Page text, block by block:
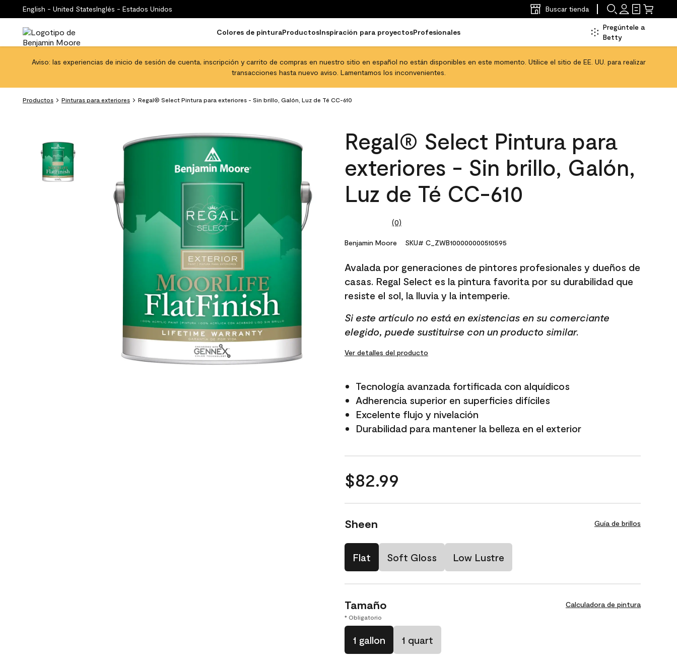
English - United StatesInglés - Estados Unidos Buscar tienda
Colores de pinturaProductosInspiración para proyectosProfesionales
Pregúntele a
Betty
Aviso: las experiencias de inicio de sesión de cuenta, inscripción y carrito de compras en nuestro sitio en español no están disponibles en este momento. Utilice el sitio de EE. UU. para realizar
transacciones hasta nuevo aviso. Lamentamos los inconvenientes.
Productos Pinturas para exteriores Regal® Select Pintura para exteriores - Sin brillo, Galón, Luz de Té CC-610
Regal® Select Pintura para
exteriores - Sin brillo, Galón,
Luz de Té CC-610
No
value.
link.
(0)
Benjamin Moore SKU# C_ZWB100000000510595
Avalada por generaciones de pintores profesionales y dueños de
casas. Regal Select es la pintura favorita por su durabilidad que
resiste el sol, la lluvia y la intemperie.
Si este artículo no está en existencias en su comerciante
elegido, puede sustituirse con un producto similar.
Ver detalles del producto
Tecnología avanzada fortificada con alquídicos
Adherencia superior en superficies difíciles
Excelente flujo y nivelación
Durabilidad para mantener la belleza en el exterior
$82.99
Sheen Guía de brillos
Flat Soft Gloss Low Lustre
Tamaño Calculadora de pintura
* Obligatorio
1 gallon 1 quart